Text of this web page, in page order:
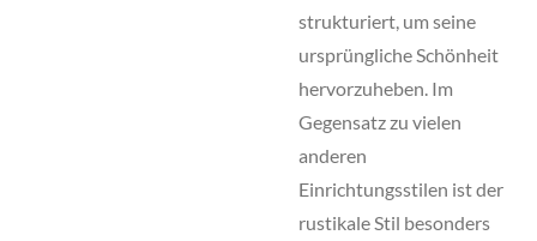
strukturiert, um seine
ursprüngliche Schönheit
hervorzuheben. Im
Gegensatz zu vielen
anderen
Einrichtungsstilen ist der
rustikale Stil besonders